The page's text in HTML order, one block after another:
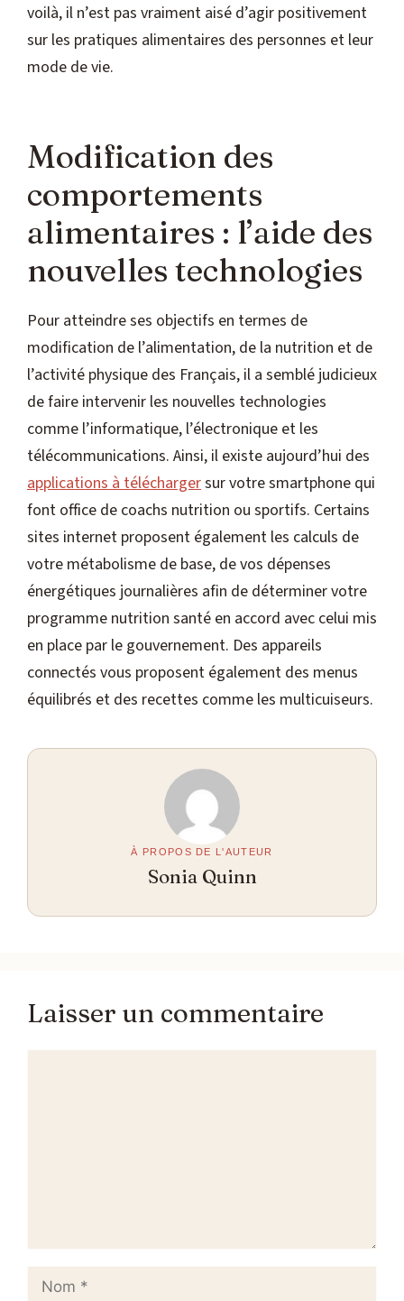
voilà, il n’est pas vraiment aisé d’agir positivement
sur les pratiques alimentaires des personnes et leur
mode de vie.
Modification des
comportements
alimentaires : l’aide des
nouvelles technologies
Pour atteindre ses objectifs en termes de
modification de l’alimentation, de la nutrition et de
l’activité physique des Français, il a semblé judicieux
de faire intervenir les nouvelles technologies
comme l’informatique, l’électronique et les
télécommunications. Ainsi, il existe aujourd’hui des
applications à téléchargersur votre smartphone qui
font office de coachs nutrition ou sportifs. Certains
sites internet proposent également les calculs de
votre métabolisme de base, de vos dépenses
énergétiques journalières afin de déterminer votre
programme nutrition santé en accord avec celui mis
en place par le gouvernement. Des appareils
connectés vous proposent également des menus
équilibrés et des recettes comme les multicuiseurs.
À PROPOS DE L'AUTEUR
Sonia Quinn
Laisser un commentaire
Nom